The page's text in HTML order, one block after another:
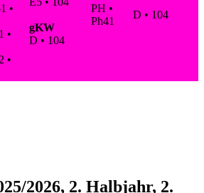
•
•
•
gKW
D • 104
PH •
Ph41
D • 104
2026, 2. Halbjahr, 2.